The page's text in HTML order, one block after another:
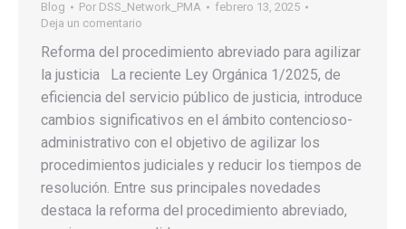
Blog Por DSS_Network_PMA
febrero 13, 2025
Deja un comentario
Reforma del procedimiento abreviado para agilizar
la justicia La reciente Ley Orgánica 1/2025, de
eficiencia del servicio público de justicia, introduce
cambios significativos en el ámbito contencioso-
administrativo con el objetivo de agilizar los
procedimientos judiciales y reducir los tiempos de
resolución. Entre sus principales novedades
destaca la reforma del procedimiento abreviado,